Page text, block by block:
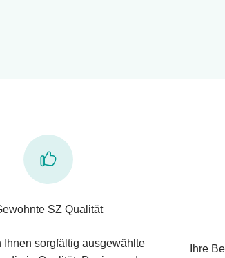
SZ Qualität
Ihnen sorgfältig ausgewählte
Ihre